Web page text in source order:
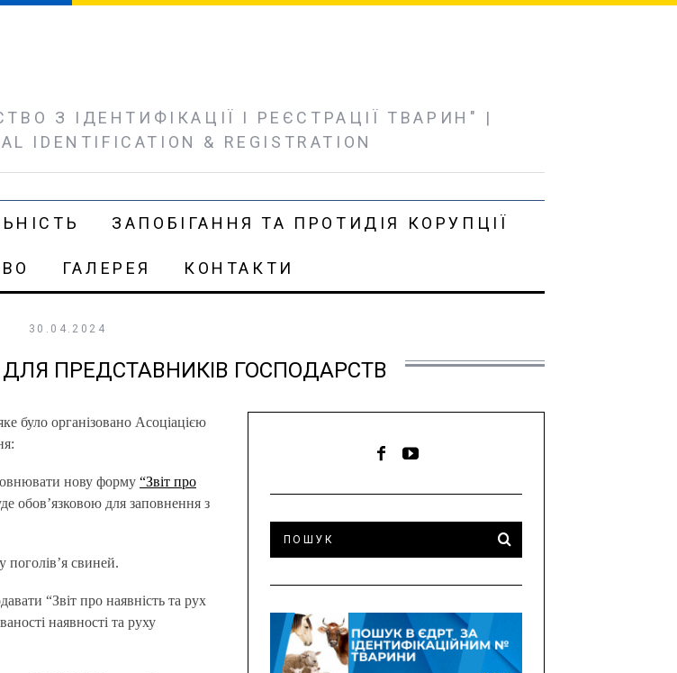
З ІДЕНТИФІКАЦІЇ І РЕЄСТРАЦІЇ ТВАРИН" |
IDENTIFICATION & REGISTRATION
ЗАПОБІГАННЯ ТА ПРОТИДІЯ КОРУПЦІЇ
ГАЛЕРЕЯ КОНТАКТИ
30.04.2024
ПРЕДСТАВНИКІВ ГОСПОДАРСТВ
нову форму “Звіт про
обов’язковою для заповнення з
поголів’я свиней.
“Звіт про наявність та рух
наявності та руху